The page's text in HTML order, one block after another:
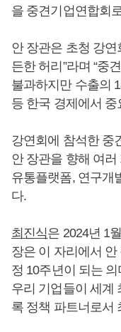
을 중견기업연합회
안 장관은 초청 강
든한 허리”라며 “중
불과하지만 수출의
등 한국 경제에서 중
강연회에 참석한 중
안 장관을 향해 여
유통플랫폼, 연구개
다.
최진식은 2024년 1
장은 이 자리에서 안
정 10주년이 되는
우리 기업들이 세계
록 정책 파트너로서